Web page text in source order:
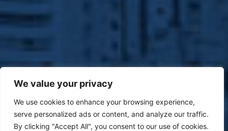
We value your privacy
We use cookies to enhance your browsing experience,
serve personalized ads or content, and analyze our traffic.
By clicking "Accept All", you consent to our use of cookies.